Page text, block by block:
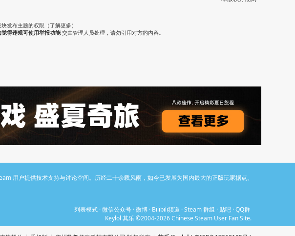
发布主题的权限（ 了解更多 ）
觉得违规可使用举报功能 交由管理人员处理，请勿引用对方的内容。
用户提供技术支持与讨论空间。历经二十余载风雨，如今已发展为国内最大的正版玩家据点。
列表模式 ·微信公众号 ·微博 · Bilibili频道 ·Steam 群组 · 贴吧 ·QQ群
Keylol 其乐 ©2004-2026 Chinese Steam User Fan Site.